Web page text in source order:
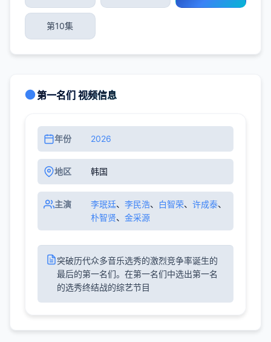
第10集
第一名们 视频信息
年份 2026
地区 韩国
主演 李珉廷、 李民浩、 白智荣、 许成泰、
朴智贤、 金采源
突破历代众多音乐选秀的激烈竞争率诞生的
最后的第一名们。在第一名们中选出第一名
的选秀终结战的综艺节目